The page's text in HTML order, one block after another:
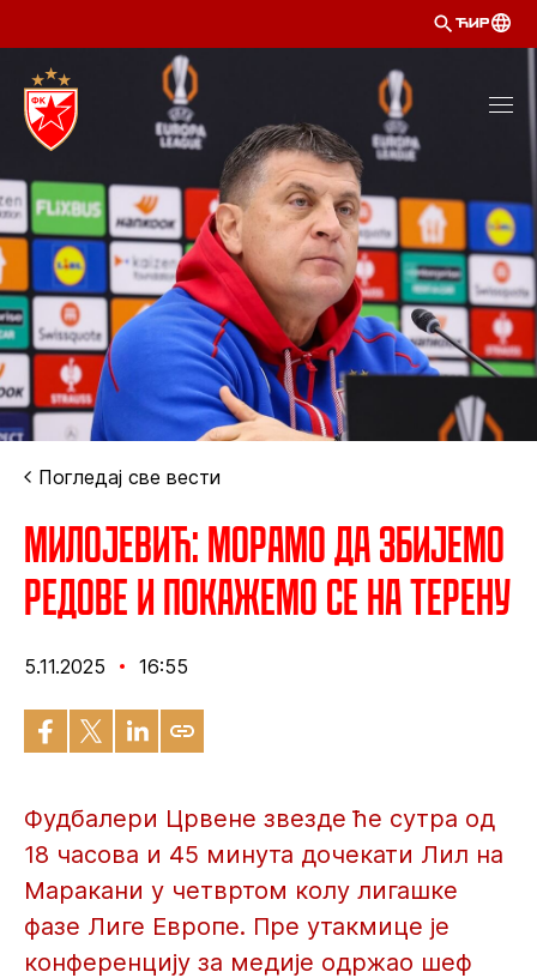
ЋИР
Погледај све вести
Милојевић: Морамо да збијемо
редове и покажемо се на терену
5.11.2025 16:55
Фудбалери Црвене звезде ће сутра од
18 часова и 45 минута дочекати Лил на
Маракани у четвртом колу лигашке
фазе Лиге Европе. Пре утакмице је
конференцију за медије одржао шеф